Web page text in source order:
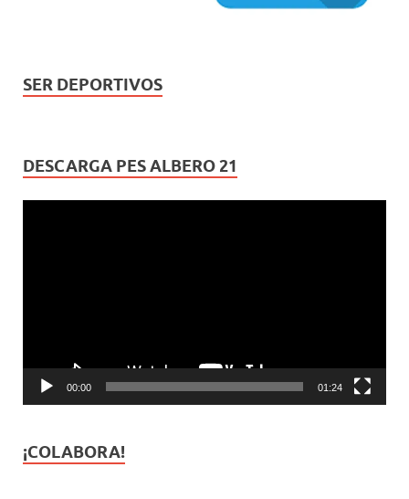
SER DEPORTIVOS
DESCARGA PES ALBERO 21
00:00 01:24
¡COLABORA!